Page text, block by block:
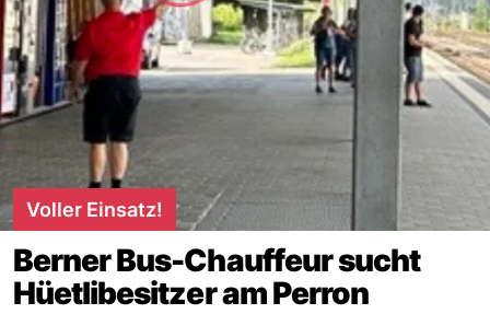
Voller Einsatz!
Berner Bus-Chauffeur sucht
Hüetlibesitzer am Perron